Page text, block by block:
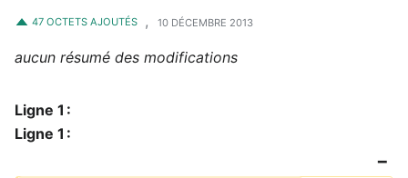
47 OCTETS AJOUTÉS , 10 DÉCEMBRE 2013
aucun résumé des modifications
Ligne 1 :
Ligne 1 :